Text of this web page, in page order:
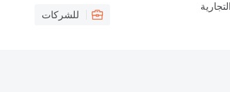
للشركات